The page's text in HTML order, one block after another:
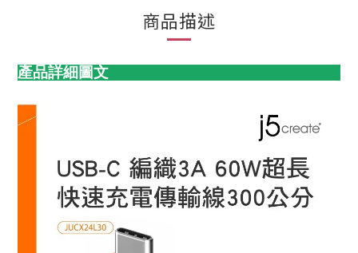
商品描述
產品詳細圖文